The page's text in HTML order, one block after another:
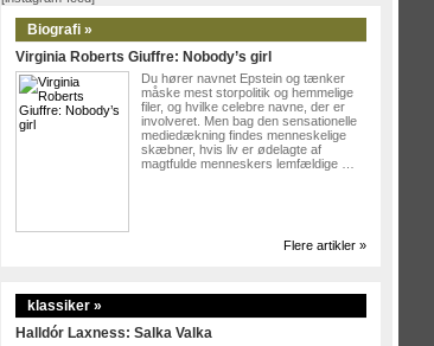
Biografi »
Virginia Roberts Giuffre: Nobody’s girl
Du hører navnet Epstein og tænker
måske mest storpolitik og hemmelige
filer, og hvilke celebre navne, der er
involveret. Men bag den sensationelle
mediedækning findes menneskelige
skæbner, hvis liv er ødelagte af
magtfulde menneskers lemfældige …
Flere artikler »
klassiker »
Halldór Laxness: Salka Valka